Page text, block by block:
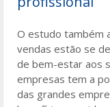
O estudo também
vendas estão se
de bem-estar aos
empresas tem a
das grandes